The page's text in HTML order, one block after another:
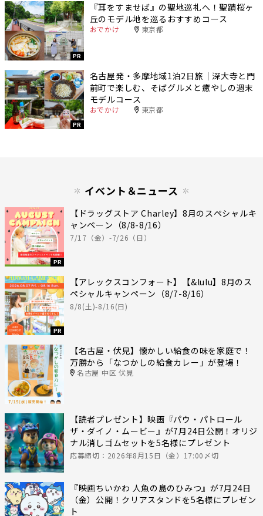
PR
『耳をすませば』の聖地巡礼へ！聖蹟桜ヶ
丘のモデル地を巡るおすすめコース
おでかけ 東京都
PR
名古屋発・多摩地域1泊2日旅｜深大寺と門
前町で楽しむ、そばグルメと癒やしの週末
モデルコース
おでかけ 東京都
イベント＆ニュース
PR
【ドラッグストア Charley】8月のスペシャルキ
ャンペーン（8/8-8/16）
7/17（金）-7/26（日）
PR
【アレックスコンフォート】【&lulu】8月のス
ペシャルキャンペーン（8/7-8/16）
8/8(土)-8/16(日)
【名古屋・伏見】懐かしい給食の味を家庭で！
万勝から「なつかしの給食カレー」が登場！
名古屋 中区 伏見
【読者プレゼント】映画『パウ・パトロール
ザ・ダイノ・ムービー』が7月24日公開！オリジ
ナル消しゴムセットを5名様にプレゼント
応募締切：2026年8月15日（金）17:00〆切
『映画ちいかわ 人魚の島のひみつ』が7月24日
（金）公開！クリアスタンドを5名様にプレゼン
ト